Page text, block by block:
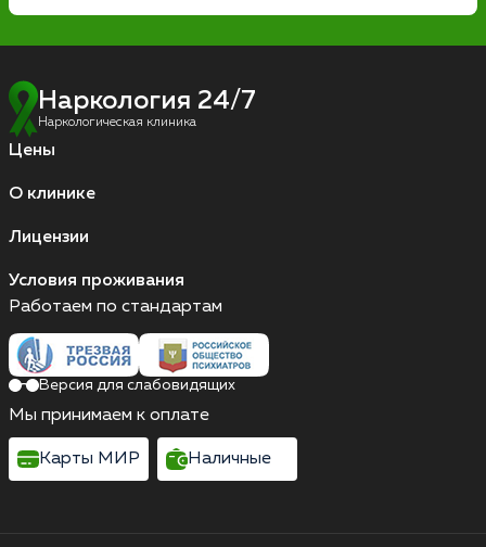
Наркология 24/7
Наркологическая клиника
Цены
О клинике
Лицензии
Условия проживания
Работаем по стандартам
Версия для слабовидящих
Мы принимаем к оплате
Карты МИР Наличные